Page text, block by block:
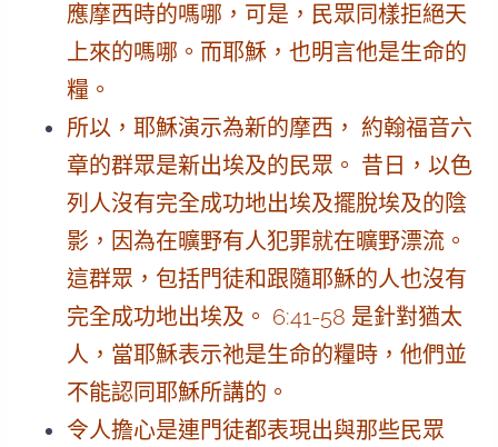
應摩西時的嗎哪，可是，民眾同樣拒絕天
上來的嗎哪。而耶穌，也明言他是生命的
糧。
所以，耶穌演示為新的摩西， 約翰福音六
章的群眾是新出埃及的民眾。 昔日，以色
列人沒有完全成功地出埃及擺脫埃及的陰
影，因為在曠野有人犯罪就在曠野漂流。
這群眾，包括門徒和跟隨耶穌的人也沒有
完全成功地出埃及。 6:41-58 是針對猶太
人，當耶穌表示祂是生命的糧時，他們並
不能認同耶穌所講的。
令人擔心是連門徒都表現出與那些民眾